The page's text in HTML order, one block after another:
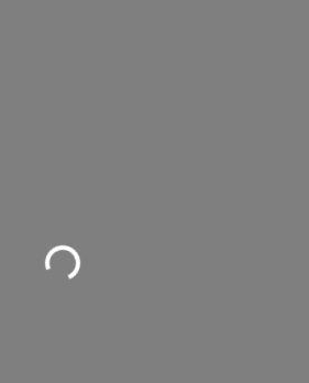
Loading...